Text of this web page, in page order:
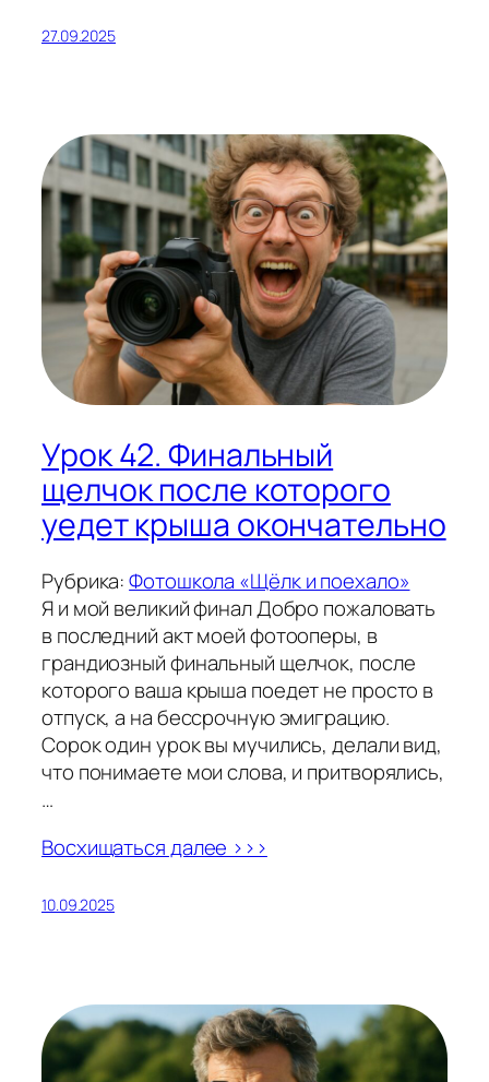
27.09.2025
Урок 42. Финальный
щелчок после которого
уедет крыша окончательно
Рубрика:Фотошкола «Щёлк и поехало»
Я и мой великий финал Добро пожаловать
в последний акт моей фотооперы, в
грандиозный финальный щелчок, после
которого ваша крыша поедет не просто в
отпуск, а на бессрочную эмиграцию.
Сорок один урок вы мучились, делали вид,
что понимаете мои слова, и притворялись,
…
Восхищаться далее >>>
10.09.2025